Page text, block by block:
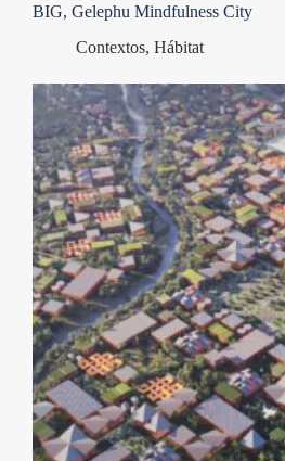
BIG, Gelephu Mindfulness City
Contextos, Hábitat